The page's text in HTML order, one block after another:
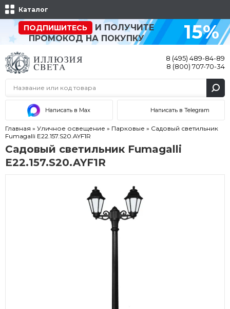
Каталог
ПОДПИШИТЕСЬ
И ПОЛУЧИТЕ
ПРОМОКОД НА ПОКУПКУ
15%
8 (495) 489-84-89
8 (800) 707-70-34
Написать в Max Написать в Telegram
Главная » Уличное освещение » Парковые » Садовый светильник
Fumagalli E22.157.S20.AYF1R
Садовый светильник Fumagalli
E22.157.S20.AYF1R